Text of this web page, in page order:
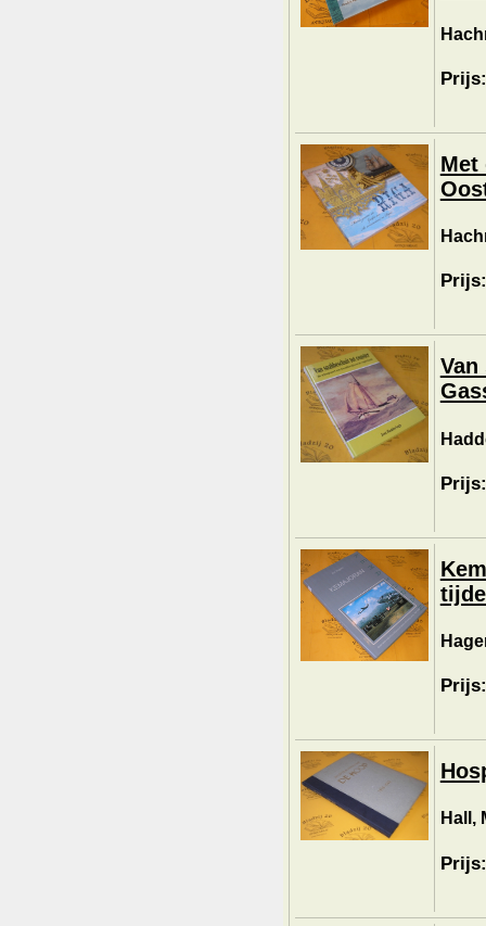
Met
Hall,